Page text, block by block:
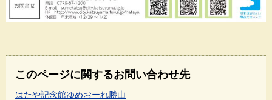
このページに関するお問い合わせ先
はたや記念館ゆめおーれ勝山